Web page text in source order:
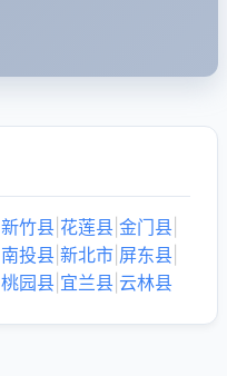
新竹县 花莲县 金门县
南投县 新北市 屏东县
桃园县 宜兰县 云林县